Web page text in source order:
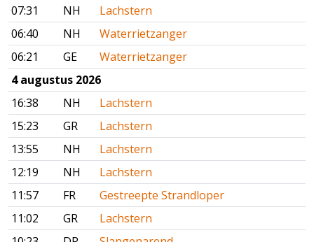
07:31
NH
Lachstern
06:40
NH
Waterrietzanger
06:21
GE
Waterrietzanger
4 augustus 2026
16:38
NH
Lachstern
15:23
GR
Lachstern
13:55
NH
Lachstern
12:19
NH
Lachstern
11:57
FR
Gestreepte Strandloper
11:02
GR
Lachstern